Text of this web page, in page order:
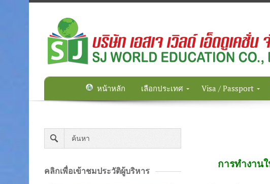
หน้าหลัก เลือกประเทศ Visa / Passport
การทำงาน
คลิกเพื่อเข้าชมประวัติผู้บริหาร